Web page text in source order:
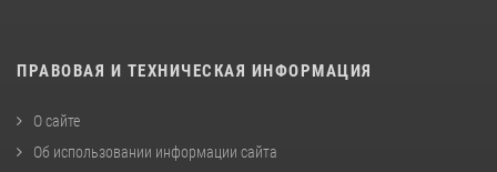
ПРАВОВАЯ И ТЕХНИЧЕСКАЯ ИНФОРМАЦИЯ
О сайте
Об использовании информации сайта